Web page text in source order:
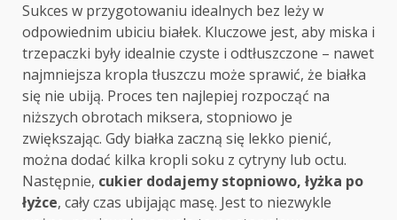
Sukces w przygotowaniu idealnych bez leży w
odpowiednim ubiciu białek. Kluczowe jest, aby miska i
trzepaczki były idealnie czyste i odtłuszczone – nawet
najmniejsza kropla tłuszczu może sprawić, że białka
się nie ubiją. Proces ten najlepiej rozpocząć na
niższych obrotach miksera, stopniowo je
zwiększając. Gdy białka zaczną się lekko pienić,
można dodać kilka kropli soku z cytryny lub octu.
Następnie, cukier dodajemy stopniowo, łyżka po
łyżce, cały czas ubijając masę. Jest to niezwykle